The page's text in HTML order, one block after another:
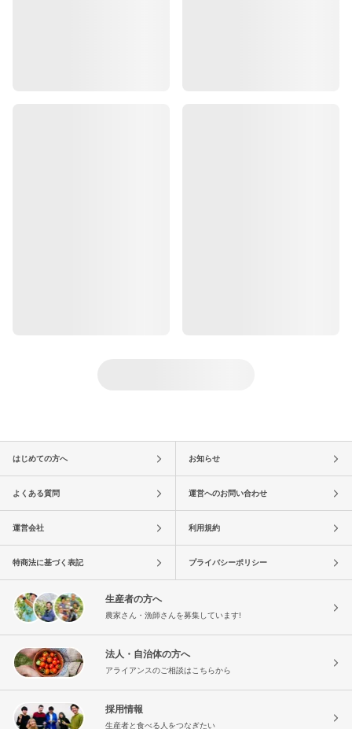
はじめての方へ お知らせ
よくある質問 運営へのお問い合わせ
運営会社 利用規約
特商法に基づく表記 プライバシーポリシー
生産者の方へ
農家さん・漁師さんを募集しています!
法人・自治体の方へ
アライアンスのご相談はこちらから
採用情報
生産者と食べる人をつなぎたい